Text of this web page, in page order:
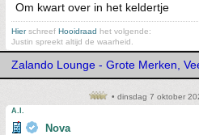
Om kwart over in het keldertje
Hierschreef Hooidraad het volgende:
Justin spreekt altijd de waarheid.
Zalando Lounge - Grote Merken,
• dinsdag 7 oktober
A.I.
Nova